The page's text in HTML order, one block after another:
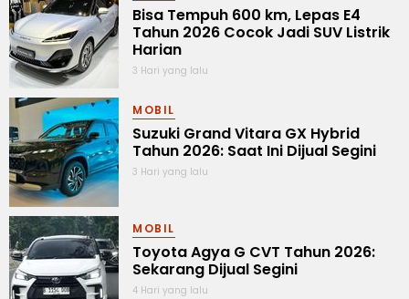
Bisa Tempuh 600 km, Lepas E4
Tahun 2026 Cocok Jadi SUV Listrik
Harian
3 Hari yang lalu
MOBIL
Suzuki Grand Vitara GX Hybrid
Tahun 2026: Saat Ini Dijual Segini
3 Hari yang lalu
MOBIL
Toyota Agya G CVT Tahun 2026:
Sekarang Dijual Segini
4 Hari yang lalu